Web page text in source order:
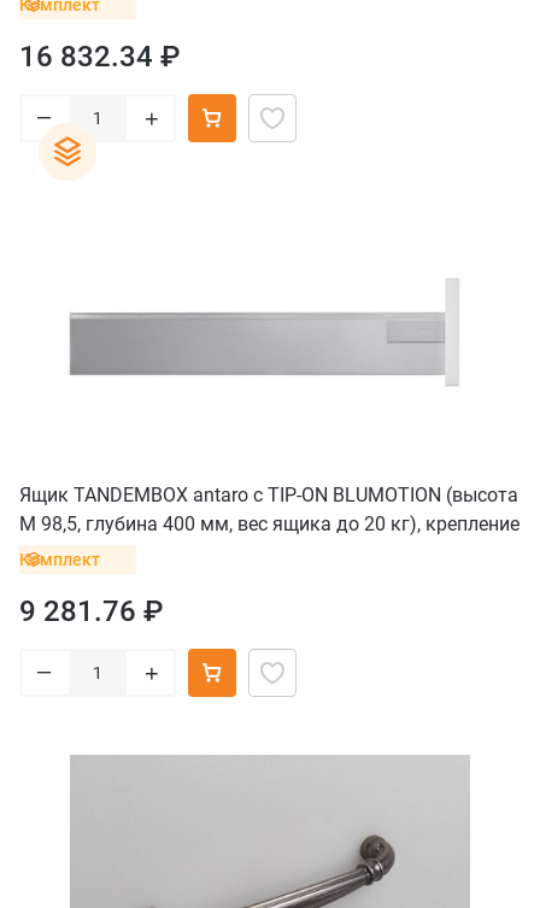
Комплект
16 832.34 ₽
– +
Ящик TANDEMBOX antaro с TIP-ON BLUMOTION (высота
М 98,5, глубина 400 мм, вес ящика до 20 кг), крепление
INSERTA, серый
Комплект
9 281.76 ₽
– +